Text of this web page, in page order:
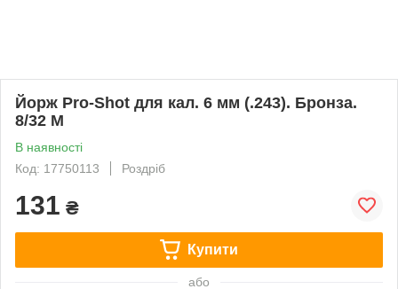
Йорж Pro-Shot для кал. 6 мм (.243). Бронза.
8/32 M
В наявності
Код: 17750113
Роздріб
131 ₴
Купити
або